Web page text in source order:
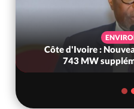
Côte d'Ivoire :
743 MW